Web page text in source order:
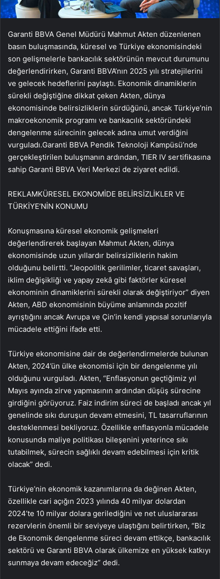
Garanti BBVA Genel Müdürü Mahmut Akten düzenlenen
basın buluşmasında, küresel ve Türkiye ekonomisindeki
son gelişmelerle bankacılık sektörünün mevcut durumunu
değerlendirirken, Garanti BBVA’nın 2025 yılı stratejilerini
ve gelecek hedeflerini paylaştı. Ekonomik dinamiklerin
sürekli değiştiğine dikkat çeken Akten, dünya
ekonomisinde belirsizliklerin sürdüğünü, ancak Türkiye’nin
makroekonomik programı ve bankacılık sektöründeki
dengelenme sürecinin gelecek adına umut verdiğini
vurguladı.Garanti BBVA Pendik Teknoloji Kampüsü’nde
gerçekleştirilen buluşmanın ardından, TIER IV sertifikasına
sahip Garanti BBVA Veri Merkezi de ziyaret edildi.
REKLAMKÜRESEL EKONOMİDE BELİRSİZLİKLER VE
TÜRKİYE’NİN KONUMU
Konuşmasına küresel ekonomik gelişmeleri
değerlendirerek başlayan Mahmut Akten, dünya
ekonomisinde uzun yıllardır belirsizliklerin hakim
olduğunu belirtti. “Jeopolitik gerilimler, ticaret savaşları,
iklim değişikliği ve yapay zekâ gibi faktörler küresel
ekonominin dinamiklerini sürekli olarak değiştiriyor” diyen
Akten, ABD ekonomisinin büyüme anlamında pozitif
ayrıştığını ancak Avrupa ve Çin’in kendi yapısal sorunlarıyla
mücadele ettiğini ifade etti.
Türkiye ekonomisine dair de değerlendirmelerde bulunan
Akten, 2024’ün ülke ekonomisi için bir dengelenme yılı
olduğunu vurguladı. Akten, “Enflasyonun geçtiğimiz yıl
Mayıs ayında zirve yapmasının ardından düşüş sürecine
girdiğini görüyoruz. Faiz indirim süreci de başladı ancak yıl
genelinde sıkı duruşun devam etmesini, TL tasarruflarının
desteklenmesi bekliyoruz. Özellikle enflasyonla mücadele
konusunda maliye politikası bileşenini yeterince sıkı
tutabilmek, sürecin sağlıklı devam edebilmesi için kritik
olacak” dedi.
Türkiye’nin ekonomik kazanımlarına da değinen Akten,
özellikle cari açığın 2023 yılında 40 milyar dolardan
2024’te 10 milyar dolara gerilediğini ve net uluslararası
rezervlerin önemli bir seviyeye ulaştığını belirtirken, “Biz
de Ekonomik dengelenme süreci devam ettikçe, bankacılık
sektörü ve Garanti BBVA olarak ülkemize en yüksek katkıyı
sunmaya devam edeceğiz” dedi.